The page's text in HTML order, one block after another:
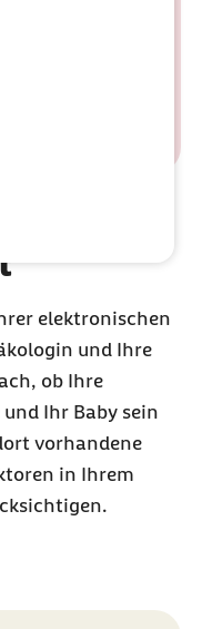
der
elektronischen
und Ihre
ob Ihre
Ihr Baby sein
vorhandene
in Ihrem